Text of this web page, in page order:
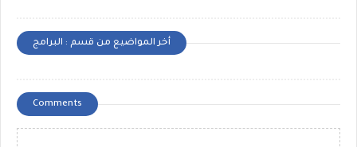
أخر المواضيع من قسم : البرامج
Comments